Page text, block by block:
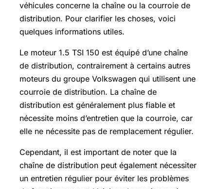
véhicules concerne la chaîne ou la courroie de
distribution. Pour clarifier les choses, voici
quelques informations utiles.
Le moteur 1.5 TSI 150 est équipé d’une chaîne
de distribution, contrairement à certains autres
moteurs du groupe Volkswagen qui utilisent une
courroie de distribution. La chaîne de
distribution est généralement plus fiable et
nécessite moins d’entretien que la courroie, car
elle ne nécessite pas de remplacement régulier.
Cependant, il est important de noter que la
chaîne de distribution peut également nécessiter
un entretien régulier pour éviter les problèmes